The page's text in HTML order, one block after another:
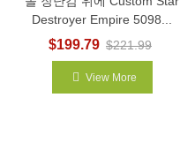
Destroyer Empire 5098...
$199.79 $221.99
View More